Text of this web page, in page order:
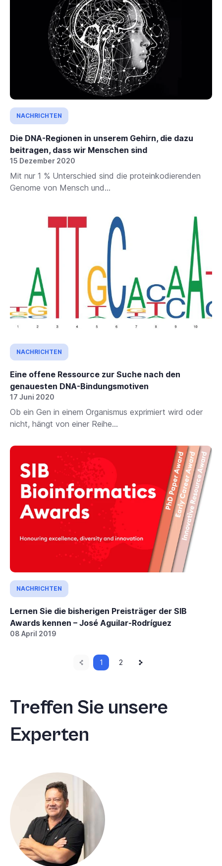
NACHRICHTEN
Die DNA-Regionen in unserem Gehirn, die dazu
beitragen, dass wir Menschen sind
15 Dezember 2020
Mit nur 1 % Unterschied sind die proteinkodierenden
Genome von Mensch und...
NACHRICHTEN
Eine offene Ressource zur Suche nach den
genauesten DNA-Bindungsmotiven
17 Juni 2020
Ob ein Gen in einem Organismus exprimiert wird oder
nicht, hängt von einer Reihe...
NACHRICHTEN
Lernen Sie die bisherigen Preisträger der SIB
Awards kennen – José Aguilar-Rodríguez
08 April 2019
Vorherige
Seite
Aktuelle
Seite
1 Seite
2
Seite
Treffen Sie unsere
Experten